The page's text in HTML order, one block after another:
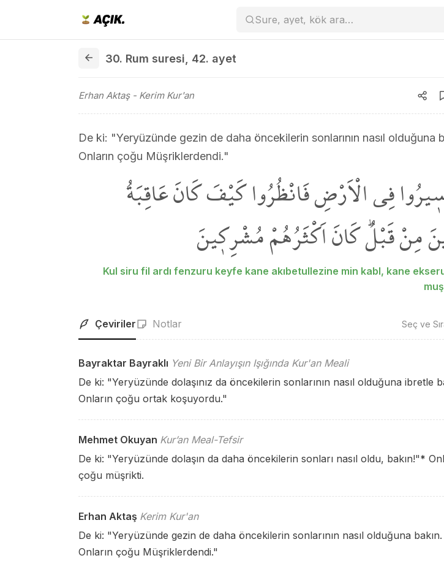
Sure, ayet, kök ara…
30. Rum suresi 42. ayet
Erhan Aktaş- Kerim Kur'an
De ki: "Yeryüzünde gezin de daha öncekilerin sonlarının nasıl olduğuna
Onların çoğu Müşriklerdendi."
فِي الْاَرْضِ فَانْظُرُوا كَيْفَ كَانَ عَاقِبَةُ
مِنْ قَبْلُۜ كَانَ اَكْثَرُهُمْ مُشْرِك۪ينَ
Kul siru fil ardı fenzuru keyfe kane akıbetullezine min kabl, kane
Çeviriler Notlar Seç ve
Bayraktar Bayraklı Yeni Bir Anlayışın Işığında Kur'an Meali
De ki: "Yeryüzünde dolaşınız da öncekilerin sonlarının nasıl olduğuna ibretle
Onların çoğu ortak koşuyordu."
Mehmet Okuyan Kur’an Meal-Tefsir
De ki: "Yeryüzünde dolaşın da daha öncekilerin sonları nasıl oldu, bakın!"*
çoğu müşrikti.
Erhan Aktaş Kerim Kur'an
De ki: "Yeryüzünde gezin de daha öncekilerin sonlarının nasıl olduğuna bakın.
Onların çoğu Müşriklerdendi."